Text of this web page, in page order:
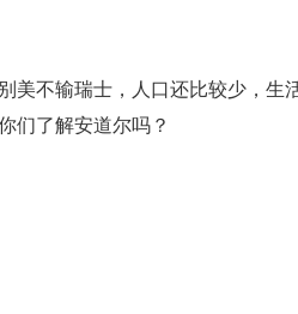
不输瑞士，人口还比较少，生
们了解安道尔吗？